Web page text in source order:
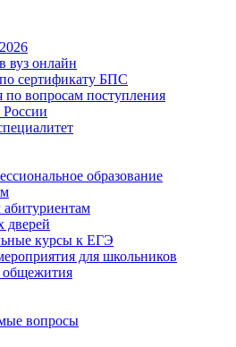
вуз онлайн
сертификату БПС
по вопросам поступления
образование
дверей
курсы к ЕГЭ
для школьников
общежития
вопросы